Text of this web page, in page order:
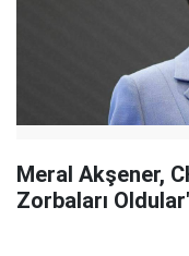
Meral Akşener,
Zorbaları